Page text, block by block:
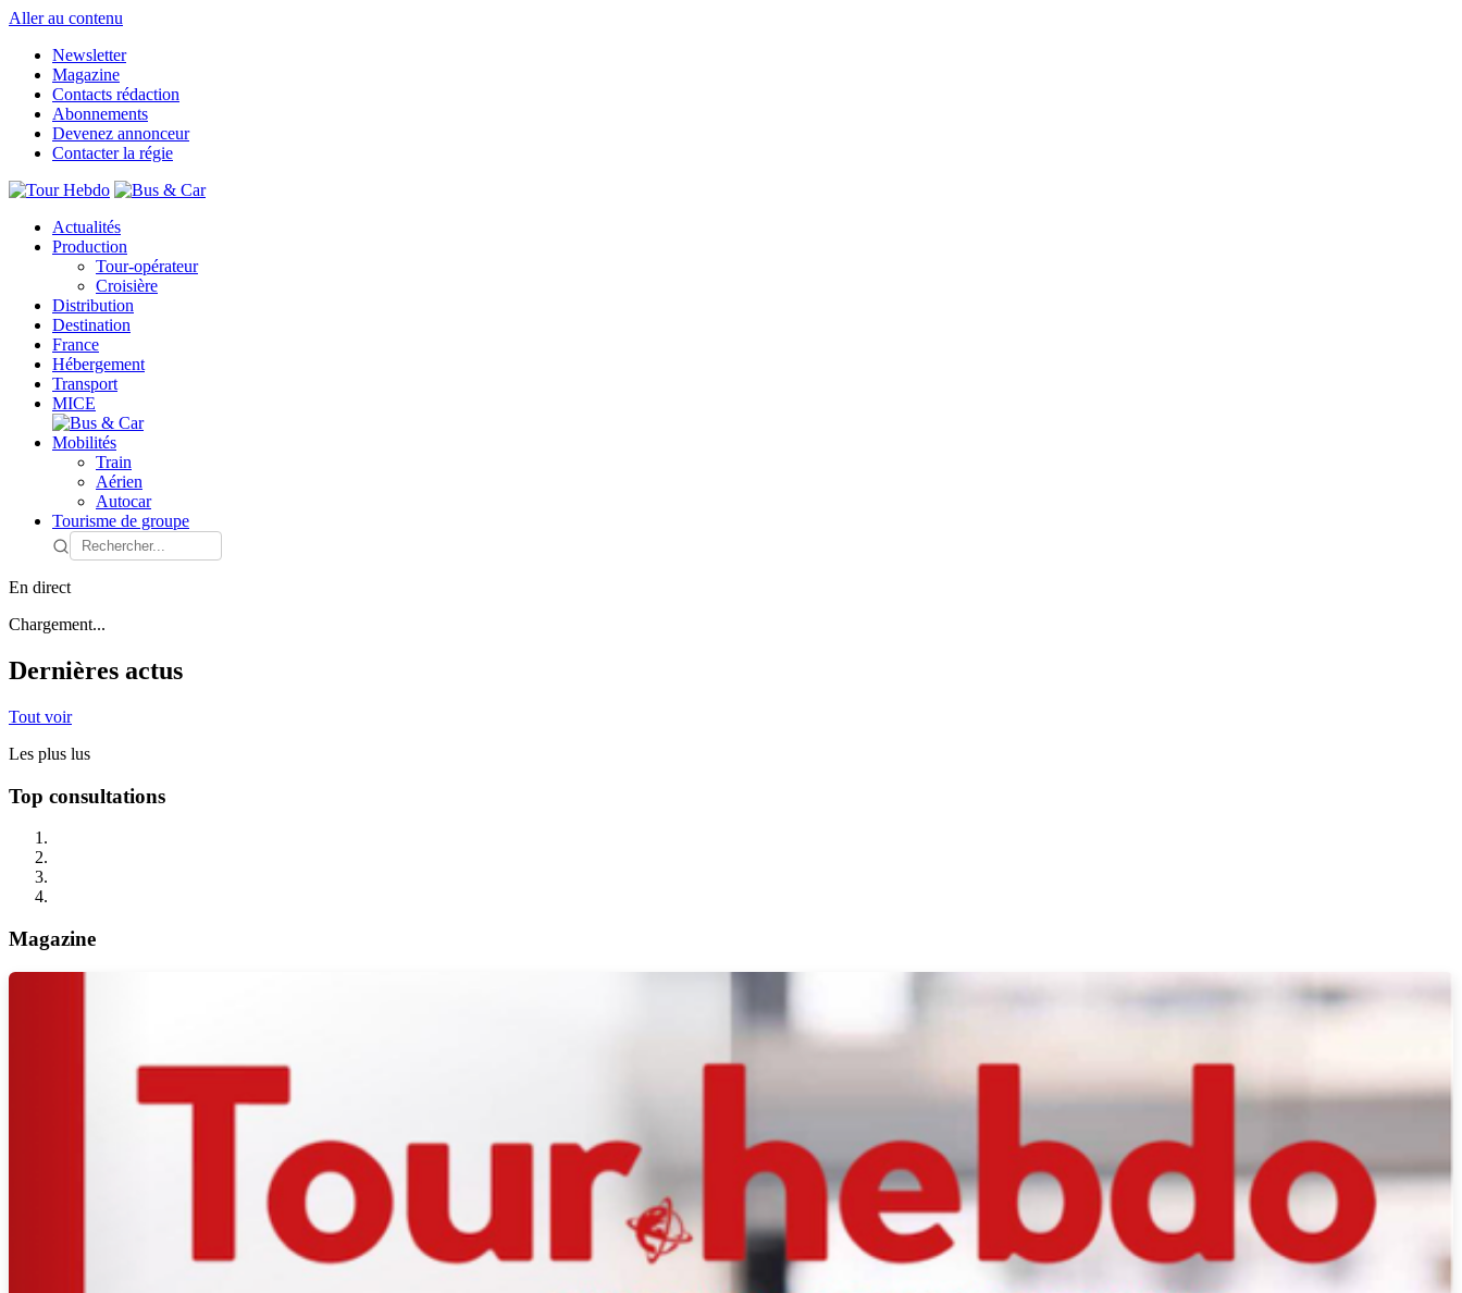
Aller au contenu
Newsletter
Magazine
Contacts rédaction
Abonnements
Devenez annonceur
Contacter la régie
Actualités
Production
Tour-opérateur
Croisière
Distribution
Destination
France
Hébergement
Transport
MICE
Mobilités
Train
Aérien
Autocar
Tourisme de groupe
En direct
Chargement...
Dernières actus
Tout voir
Les plus lus
Top consultations
Magazine